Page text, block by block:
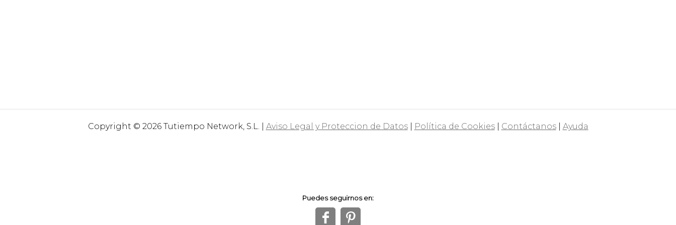
Copyright © 2026 Tutiempo Network, S.L. | Aviso Legal y Proteccion de Datos| Política de Cookies| Contáctanos| Ayuda
Puedes seguirnos en:
f 1